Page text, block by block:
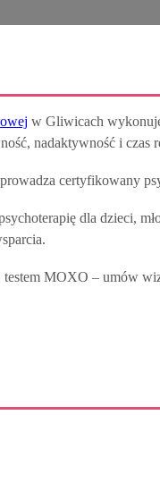
w Gliwicach
nadaktywność i czas
certyfikowany
dla dzieci,
MOXO – umów